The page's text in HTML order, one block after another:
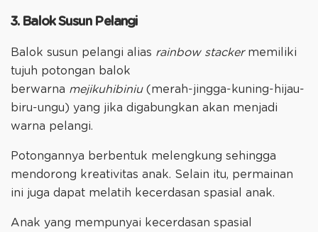
3. Balok Susun Pelangi
Balok susun pelangi alias rainbow stackermemiliki
tujuh potongan balok
berwarna mejikuhibiniu (merah-jingga-kuning-hijau-
biru-ungu) yang jika digabungkan akan menjadi
warna pelangi.
Potongannya berbentuk melengkung sehingga
mendorong kreativitas anak. Selain itu, permainan
ini juga dapat melatih kecerdasan spasial anak.
Anak yang mempunyai kecerdasan spasial